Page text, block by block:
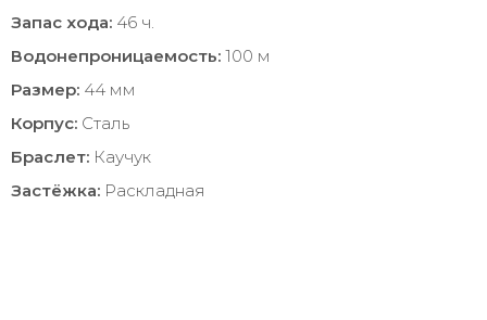
Запас хода: 46 ч.
Водонепроницаемость: 100 м
Размер: 44 мм
Корпус: Сталь
Браслет: Каучук
Застёжка: Раскладная